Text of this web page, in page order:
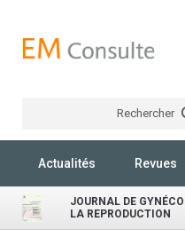
Rechercher
Actualités Revues
JOURNAL DE
LA REPRODUCTION